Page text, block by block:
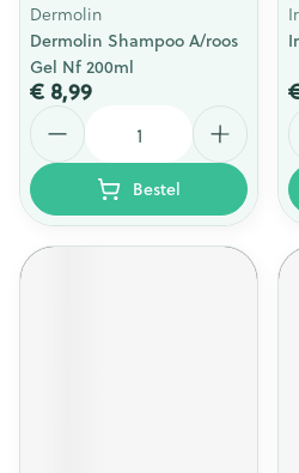
Dermolin
Dermolin Shampoo A/roos
Gel Nf 200ml
€ 8,99
Bestel